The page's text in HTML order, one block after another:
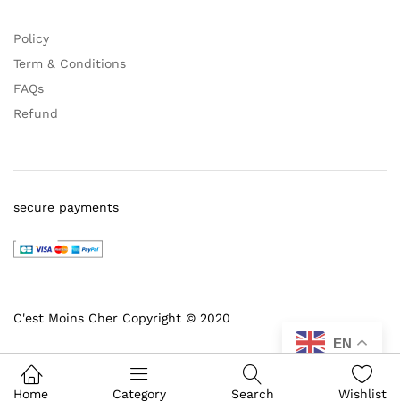
Policy
Term & Conditions
FAQs
Refund
C'est Moins Cher Copyright © 2020
secure payments
EN
Home Category Search Wishlist